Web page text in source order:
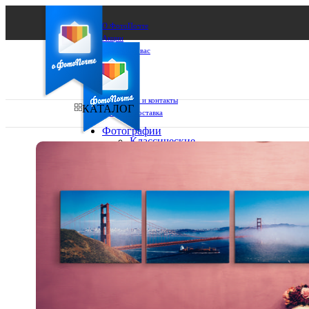
О ФотоПочте
Акции
Сделаем за вас
Бизнесу
FAQ
Франшиза
Поддержка и контакты
Оплата и доставка
Выберите из списка:
КАТАЛОГ
Фотографии
Классические
13х18
15х20
20х20
20х30
30х30
30х40